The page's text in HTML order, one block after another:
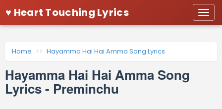
♥ Heart Touching Lyrics
Home Hayamma Hai Hai Amma Song Lyrics
Hayamma Hai Hai Amma Song
Lyrics - Preminchu